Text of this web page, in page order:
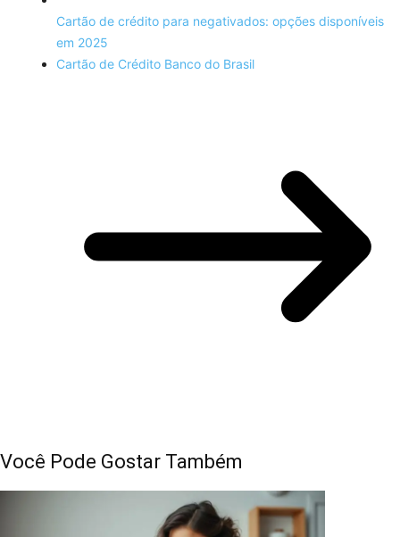
Cartão de crédito para negativados: opções disponíveis
em 2025
Cartão de Crédito Banco do Brasil
Você Pode Gostar Também